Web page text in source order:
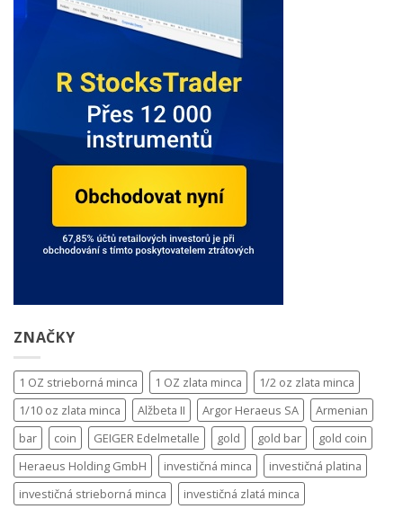
ZNAČKY
1 OZ strieborná minca 1 OZ zlata minca
1/2 oz zlata minca
1/10 oz zlata minca
Alžbeta II Argor Heraeus SA
Armenian
bar
coin GEIGER Edelmetalle gold gold bar
gold coin
Heraeus Holding GmbH
investičná minca
investičná platina
investičná strieborná minca
investičná zlatá minca